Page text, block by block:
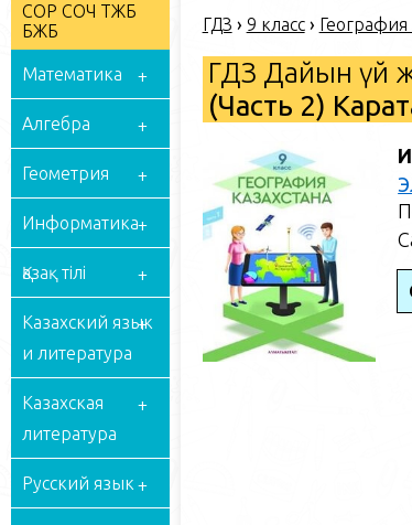
СОР СОЧ ТЖБ
БЖБ
Математика
Алгебра
Геометрия
Информатика
Қазақ тілі
Казахский язык
и литература
Казахская
литература
Русский язык
ГДЗ › 9 класс› География
ГДЗ Дайын үй
(Часть 2)